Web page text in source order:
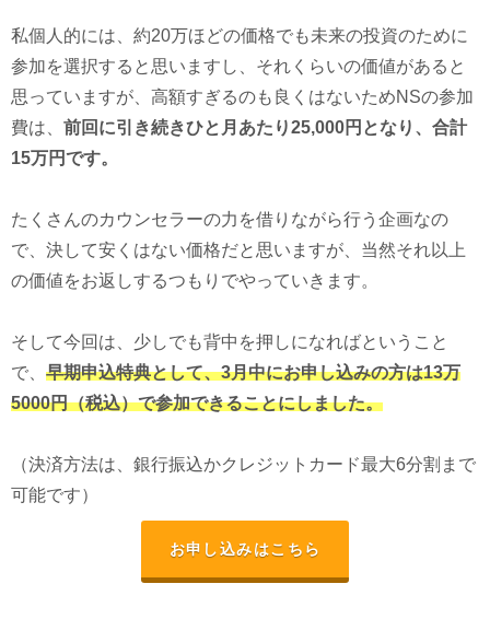
私個人的には、約20万ほどの価格でも未来の投資のために
参加を選択すると思いますし、それくらいの価値があると
思っていますが、高額すぎるのも良くはないためNSの参加
費は、 前回に引き続きひと月あたり25,000円となり、合計
15万円です。
たくさんのカウンセラーの力を借りながら行う企画なの
で、決して安くはない価格だと思いますが、当然それ以上
の価値をお返しするつもりでやっていきます。
そして今回は、少しでも背中を押しになればということ
で、 早期申込特典として、3月中にお申し込みの方は13万
5000円（税込）で参加できることにしました。
（決済方法は、銀行振込かクレジットカード最大6分割まで
可能です）
お申し込みはこちら